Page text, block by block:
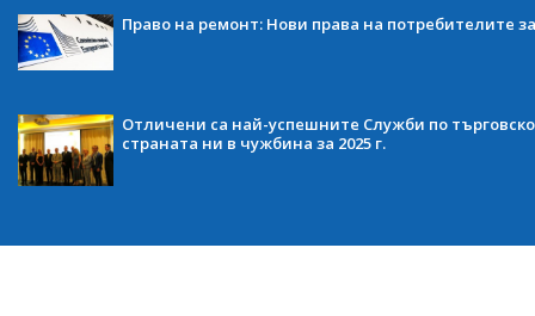
Право на ремонт: Нови права на потребителите
Отличени са най-успешните Служби по
страната ни в чужбина за 2025 г.